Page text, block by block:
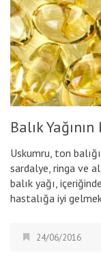
Balık
Uskumru, ton
sardalye, ringa ve
balık yağı,
hastalığa iyi
24/06/2016